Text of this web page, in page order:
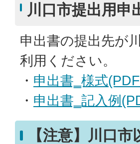
川口市提出用申
申出書の提出先が
利用ください。
・ 申出書‗様式
・ 申出書‗記入例
【注意】川口